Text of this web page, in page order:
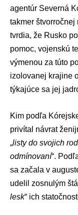
agentúr Severná
takmer
tvrdia, že Rusko
pomoc, vojenskú
výmenou za túto
izolovanej krajine
týkajúce sa jej
Kim podľa
privítal návrat
„listy do svojich
odmínovaní“.
sa začala v
udelil zosnulým
lesk“ ich